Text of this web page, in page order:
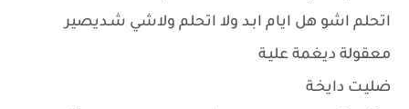
اتحلم اشو هل ايام ابـد ولا اتحلم ولاشي شـديصير
معقولة ديغمة عليـة
ضليـت دايخـة